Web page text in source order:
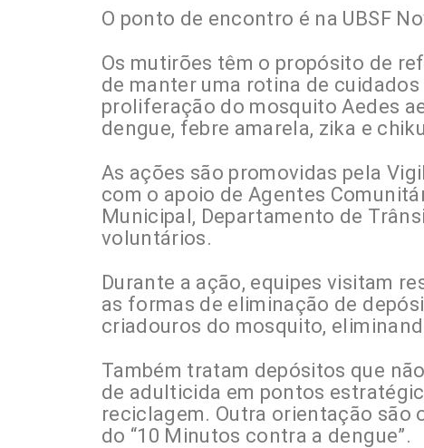
O ponto de encontro é na UBSF
Os mutirões têm o propósito de
de manter uma rotina de
proliferação do mosquito Aedes
dengue, febre amarela, zika e
As ações são promovidas pela
com o apoio de Agentes
Municipal, Departamento de
voluntários.
Durante a ação, equipes visitam
as formas de eliminação de
criadouros do mosquito,
Também tratam depósitos que
de adulticida em pontos
reciclagem. Outra orientação são
do “10 Minutos contra a dengue”.